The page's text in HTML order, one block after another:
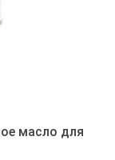
масло для